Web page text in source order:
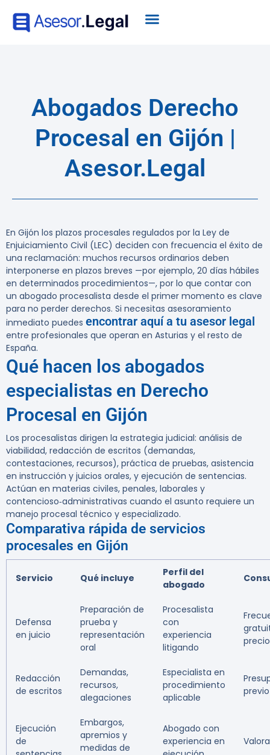
Abogados Derecho
Procesal en Gijón |
Asesor.Legal
En Gijón los plazos procesales regulados por la Ley de
Enjuiciamiento Civil (LEC) deciden con frecuencia el éxito de
una reclamación: muchos recursos ordinarios deben
interponerse en plazos breves —por ejemplo, 20 días hábiles
en determinados procedimientos—, por lo que contar con
un abogado procesalista desde el primer momento es clave
para no perder derechos. Si necesitas asesoramiento
inmediato puedes encontrar aquí a tu asesor legal
entre profesionales que operan en Asturias y el resto de
España.
Qué hacen los abogados
especialistas en Derecho
Procesal en Gijón
Los procesalistas dirigen la estrategia judicial: análisis de
viabilidad, redacción de escritos (demandas,
contestaciones, recursos), práctica de pruebas, asistencia
en instrucción y juicios orales, y ejecución de sentencias.
Actúan en materias civiles, penales, laborales y
contencioso‑administrativas cuando el asunto requiere un
manejo procesal técnico y especializado.
Comparativa rápida de servicios
procesales en Gijón
Servicio Qué incluye
Perfil del
abogado
Defensa
en juicio
Preparación de
prueba y
representación
oral
Procesalista
con
experiencia
litigando
Redacción
de escritos
Demandas,
recursos,
alegaciones
Especialista en
procedimiento
aplicable
previo
Ejecución
de
Embargos,
apremios y
medidas de
Abogado con
experiencia en